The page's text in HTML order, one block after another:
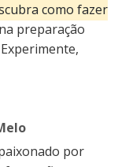
como fazer
preparação
por